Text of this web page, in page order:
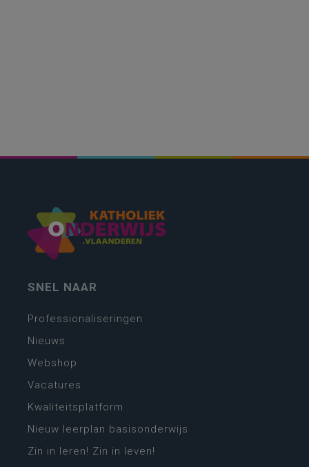
SNEL NAAR
Professionaliseringen
Nieuws
Webshop
Vacatures
Kwaliteitsplatform
Nieuw leerplan basisonderwijs
Zin in leren! Zin in leven!